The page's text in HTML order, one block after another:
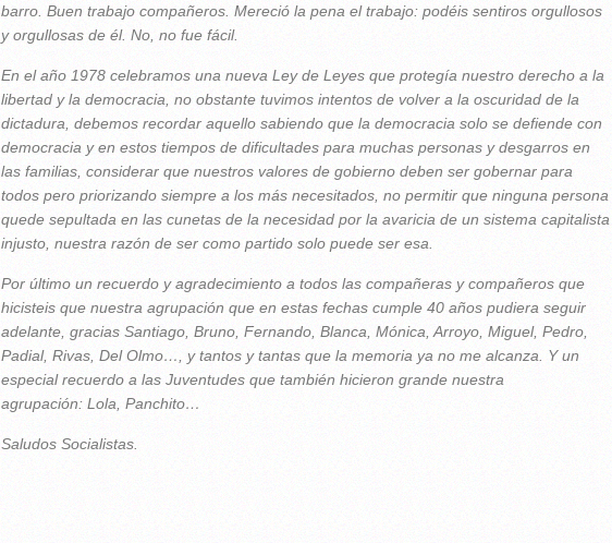
barro. Buen trabajo compañeros. Mereció la pena el trabajo: podéis sentiros orgullosos
y orgullosas de él. No, no fue fácil.
En el año 1978 celebramos una nueva Ley de Leyes que protegía nuestro derecho a la
libertad y la democracia, no obstante tuvimos intentos de volver a la oscuridad de la
dictadura, debemos recordar aquello sabiendo que la democracia solo se defiende con
democracia y en estos tiempos de dificultades para muchas personas y desgarros en
las familias, considerar que nuestros valores de gobierno deben ser gobernar para
todos pero priorizando siempre a los más necesitados, no permitir que ninguna persona
quede sepultada en las cunetas de la necesidad por la avaricia de un sistema capitalista
injusto, nuestra razón de ser como partido solo puede ser esa.
Por último un recuerdo y agradecimiento a todos las compañeras y compañeros que
hicisteis que nuestra agrupación que en estas fechas cumple 40 años pudiera seguir
adelante, gracias Santiago, Bruno, Fernando, Blanca, Mónica, Arroyo, Miguel, Pedro,
Padial, Rivas, Del Olmo…, y tantos y tantas que la memoria ya no me alcanza. Y un
especial recuerdo a las Juventudes que también hicieron grande nuestra
agrupación: Lola, Panchito…
Saludos Socialistas.